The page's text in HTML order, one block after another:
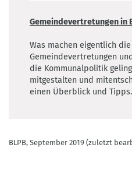
Tomicek
Gemeindevertretungen in
Was machen eigentlich
Gemeindevertretungen
die Kommunalpolitik
mitgestalten und
einen Überblick und Tipps.
BLPB, September 2019 (zuletzt